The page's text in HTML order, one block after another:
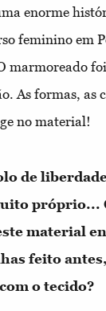
enorme
feminino em
marmoreado
As formas, as
no material!
de
próprio...
material
feito
o tecido?